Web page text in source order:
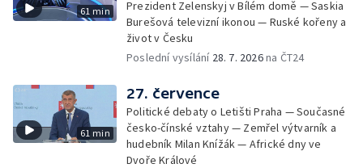
61 min
Prezident Zelenskyj v Bílém domě — Saskia
Burešová televizní ikonou — Ruské kořeny a
život v Česku
Poslední vysílání 28. 7. 2026na ČT24
61 min
27. července
Politické debaty o Letišti Praha — Současné
česko-čínské vztahy — Zemřel výtvarník a
hudebník Milan Knížák — Africké dny ve
Dvoře Králové